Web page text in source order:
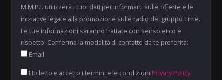
M.M.P.I. utilizzerà i tuoi dati per informarti sulle offerte e le
iniziative legate alla promozione sulle radio del gruppo Time.
Le tue informazioni saranno trattate con senso etico e
rispetto. Conferma la modalità di contatto da te preferita:
Email
Ho letto e accetto i termini e le condizioni Privacy Policy